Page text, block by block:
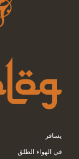
يسافر
في الهواء الطلق